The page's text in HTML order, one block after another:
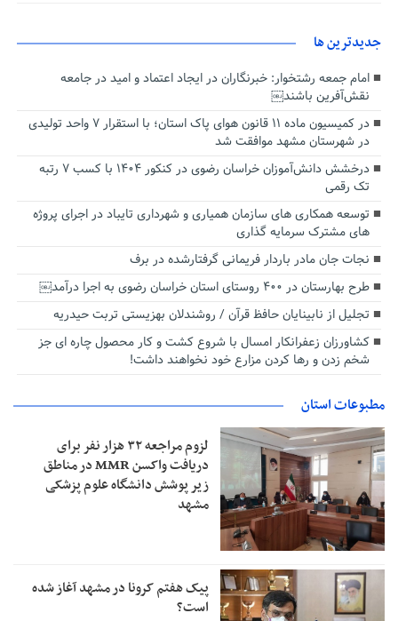
جديدترين ها
امام جمعه رشتخوار: خبرنگاران در ایجاد اعتماد و امید در جامعه
نقش‌آفرین باشند￼
در کمیسیون ماده ۱۱ قانون هوای پاک استان؛ با استقرار ۷ واحد تولیدی
در شهرستان مشهد موافقت شد
درخشش دانش‌آموزان خراسان رضوی در کنکور ۱۴۰۴ با کسب ۷ رتبه
تک رقمی
توسعه همکاری های سازمان همیاری و شهرداری تایباد در اجرای پروژه
های مشترک سرمایه گذاری
نجات جان مادر باردار فریمانی گرفتارشده در برف
طرح بهارستان در ۴۰۰ روستای استان خراسان رضوی به اجرا درآمد￼
تجلیل از نابینایان حافظ قرآن / روشندلان بهزیستی تربت حیدریه
کشاورزان زعفرانکار امسال با شروع کشت و کار محصول چاره ای جز
شخم زدن و رها کردن مزارع خود نخواهند داشت!
مطبوعات استان
لزوم مراجعه ۳۲ هزار نفر برای
دریافت واکسن MMR در مناطق
زیر پوشش دانشگاه علوم پزشکی
مشهد
پیک هفتم کرونا در مشهد آغاز شده
است؟